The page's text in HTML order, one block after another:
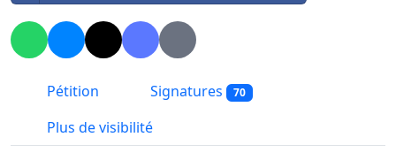
Pétition Signatures 70
Plus de visibilité